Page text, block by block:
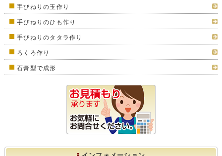
手びねりの玉作り
手びねりのひも作り
手びねりのタタラ作り
ろくろ作り
石膏型で成形